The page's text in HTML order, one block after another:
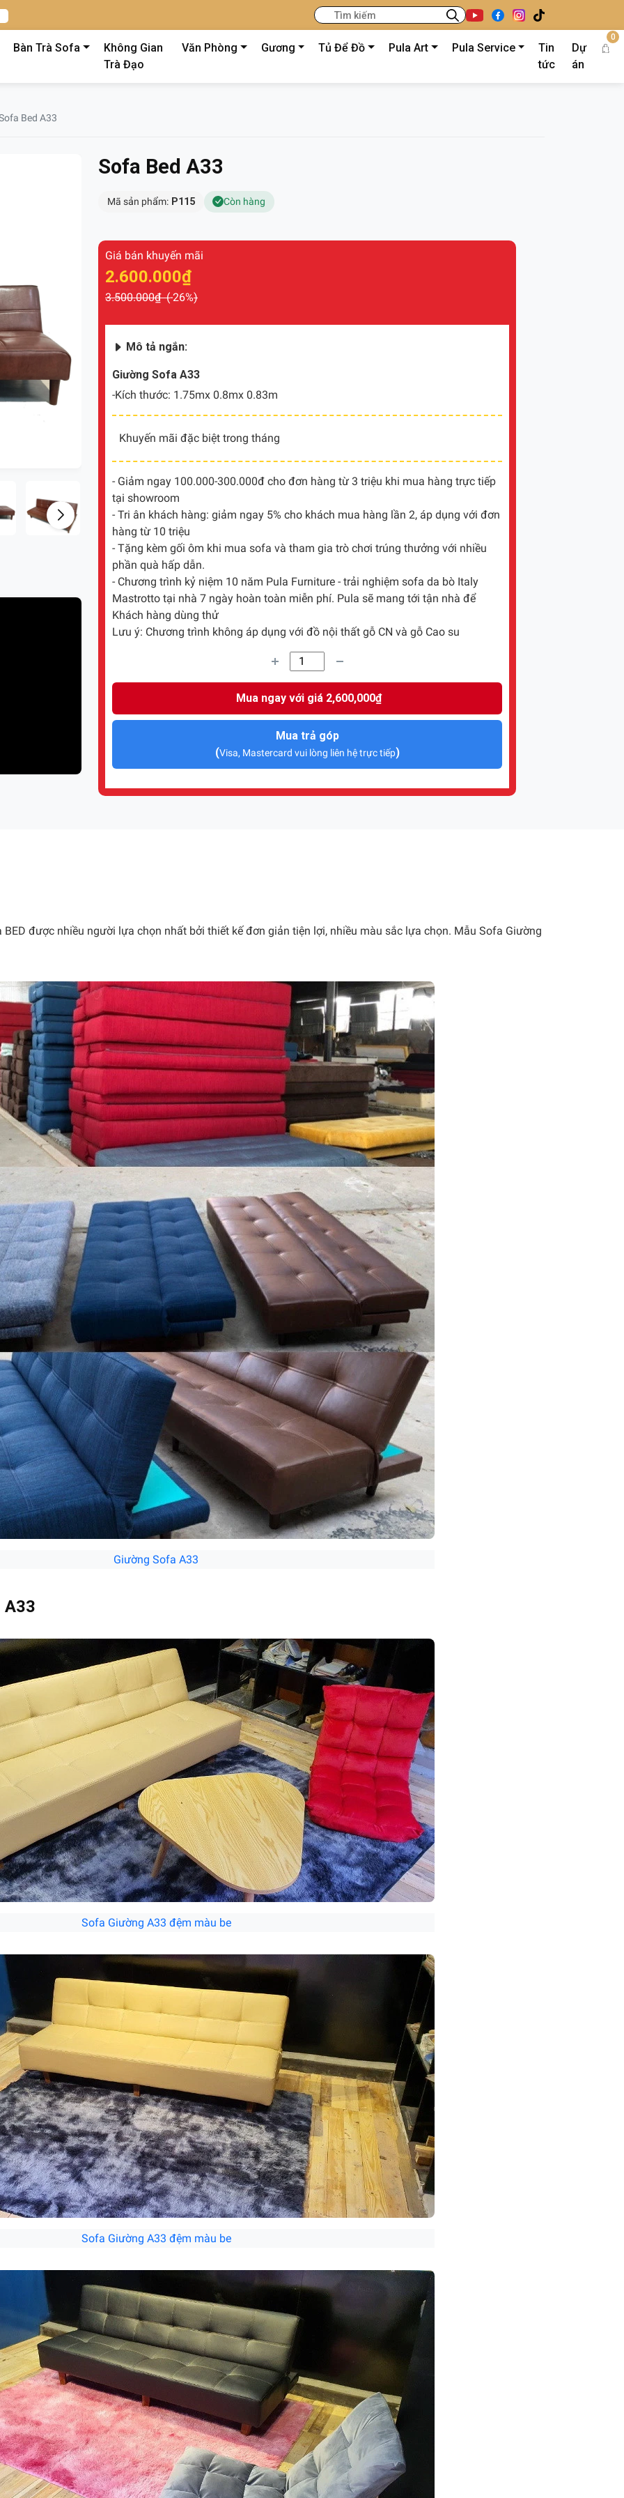
Bàn Trà Sofa
Không Gian
Trà Đạo
Văn Phòng Gương Tủ Để Đồ Pula Art Pula Service
Tin
tức
Dự
án
0
Bed A33
Sofa Bed A33
Mã sản phẩm:P115 Còn hàng
Giá bán khuyến mãi
2.600.000₫
3.500.000₫ (-26%)
Mô tả ngắn:
Giường Sofa A33
-Kích thước: 1.75mx 0.8mx 0.83m
Khuyến mãi đặc biệt trong tháng
- Giảm ngay 100.000-300.000đ cho đơn hàng từ 3 triệu khi mua hàng trực tiếp
tại showroom
- Tri ân khách hàng: giảm ngay 5% cho khách mua hàng lần 2, áp dụng với đơn
hàng từ 10 triệu
- Tặng kèm gối ôm khi mua sofa và tham gia trò chơi trúng thưởng với nhiều
phần quà hấp dẫn.
- Chương trình kỷ niệm 10 năm Pula Furniture - trải nghiệm sofa da bò Italy
Mastrotto tại nhà 7 ngày hoàn toàn miễn phí. Pula sẽ mang tới tận nhà để
Khách hàng dùng thử
Lưu ý: Chương trình không áp dụng với đồ nội thất gỗ CN và gỗ Cao su
Mua ngay với giá 2,600,000₫
Mua trả góp
(Visa, Mastercard vui lòng liên hệ trực tiếp)
được nhiều người lựa chọn nhất bởi thiết kế đơn giản tiện lợi, nhiều màu sắc lựa chọn. Mẫu Sofa Giường
Giường Sofa A33
A33
Sofa Giường A33 đệm màu be
Sofa Giường A33 đệm màu be